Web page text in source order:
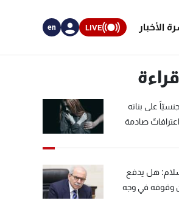
الأخبار LIVE
en
على بناته
صادمة
هل يدفع
وقوفه في وجه